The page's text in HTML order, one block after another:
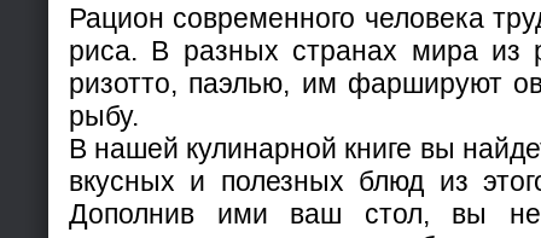
Рацион современного человека
риса. В разных странах мира из
ризотто, паэлью, им фаршируют
рыбу.
В нашей кулинарной книге вы
вкусных и полезных блюд из
Дополнив ими ваш стол, вы не